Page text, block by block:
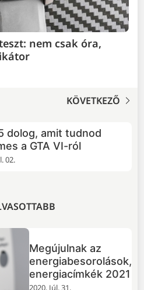
nem csak óra,
KÖVETKEZŐ
dolog, amit tudnod
a GTA VI-ról
02.
Megújulnak az
energiabesorolások,
energiacímkék 2021
2020. Júl. 31.